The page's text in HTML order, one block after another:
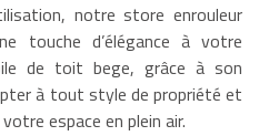
notre store enrouleur
touche d’élégance à votre
de toit bege, grâce à son
à tout style de propriété et
espace en plein air.